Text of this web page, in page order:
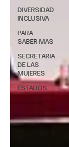
DIVERSIDAD
INCLUSIVA
PARA
SABER MAS
SECRETARIA
DE LAS
MUJERES
ESTADOS